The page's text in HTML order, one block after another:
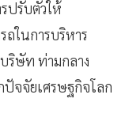
ปรับตัวให้
ในการบริหาร
ริษัท ท่ามกลาง
จจัยเศรษฐกิจโลก